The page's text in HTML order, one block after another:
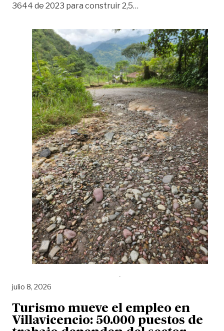
3644 de 2023 para construir 2,5…
julio 8, 2026
Turismo mueve el empleo en
Villavicencio: 50.000 puestos de